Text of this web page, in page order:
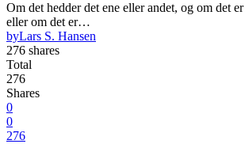
Om det hedder det ene eller andet, og om det
eller om det er…
byLars S. Hansen
276 shares
Total
276
Shares
0
0
276